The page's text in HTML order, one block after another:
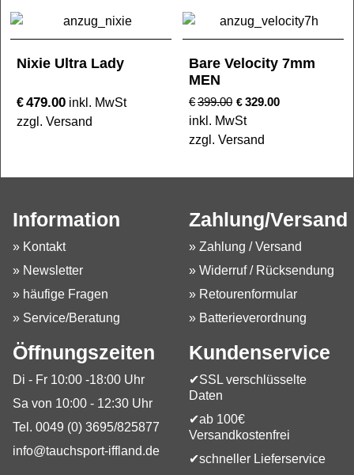
Nixie Ultra Lady
€479.00 inkl. MwSt
zzgl. Versand
Bare Velocity 7mm
MEN
€399.00 €329.00
inkl. MwSt
zzgl. Versand
Information
» Kontakt
» Newsletter
» häufige Fragen
» Service/Beratung
Zahlung/Versand
» Zahlung / Versand
» Widerruf / Rücksendung
» Retourenformular
» Batterieverordnung
Öffnungszeiten
Di - Fr 10:00 -18:00 Uhr
Sa von 10:00 - 12:30 Uhr
Tel. 0049 (0) 3695/825877
info@tauchsport-iffland.de
Kundenservice
✔SSL verschlüsselte
Daten
✔ab 100€
Versandkostenfrei
✔schneller Lieferservice